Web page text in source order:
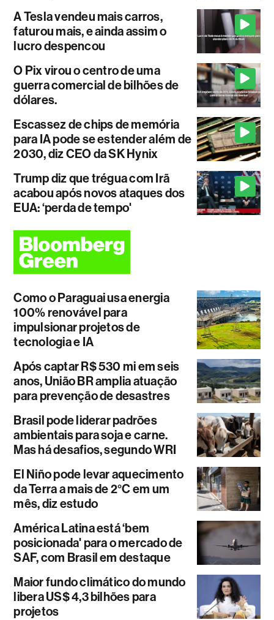
A Tesla vendeu mais carros,
faturou mais, e ainda assim o
lucro despencou
O Pix virou o centro de uma
guerra comercial de bilhões de
dólares.
Escassez de chips de memória
para IA pode se estender além de
2030, diz CEO da SK Hynix
Trump diz que trégua com Irã
acabou após novos ataques dos
EUA: ‘perda de tempo'
Como o Paraguai usa energia
100% renovável para
impulsionar projetos de
tecnologia e IA
Após captar R$ 530 mi em seis
anos, União BR amplia atuação
para prevenção de desastres
Brasil pode liderar padrões
ambientais para soja e carne.
Mas há desafios, segundo WRI
El Niño pode levar aquecimento
da Terra a mais de 2°C em um
mês, diz estudo
América Latina está ‘bem
posicionada' para o mercado de
SAF, com Brasil em destaque
Maior fundo climático do mundo
libera US$ 4,3 bilhões para
projetos